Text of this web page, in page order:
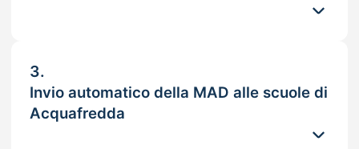
3.
Invio automatico della MAD alle scuole di
Acquafredda